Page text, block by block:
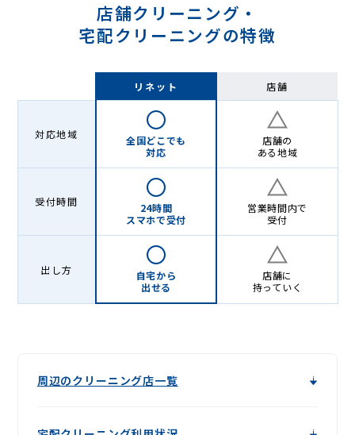
店舗クリーニング・
宅配クリーニングの特徴
リネット 店舗
対応地域
全国どこでも
対応
店舗の
ある地域
受付時間
24時間
スマホで受付
営業時間内で
受付
出し方
自宅から
出せる
店舗に
持っていく
周辺のクリーニング店一覧